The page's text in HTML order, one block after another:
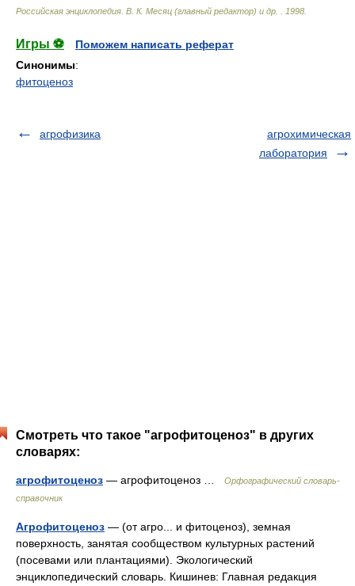
Российская энциклопедия В. К. Месяц (главный редактор) и др. 1998
Игры ⚽
Поможем написать реферат
Синонимы:
фитоценоз
агрофизика
агрохимическая
лаборатория
Смотреть что такое "агрофитоценоз" в других
словарях:
агрофитоценоз — агрофитоценоз …
Орфографический словарь-
справочник
Агрофитоценоз — (от агро... и фитоценоз), земная
поверхность, занятая сообществом культурных растений
(посевами или плантациями). Экологический
энциклопедический словарь. Кишинев: Главная редакция